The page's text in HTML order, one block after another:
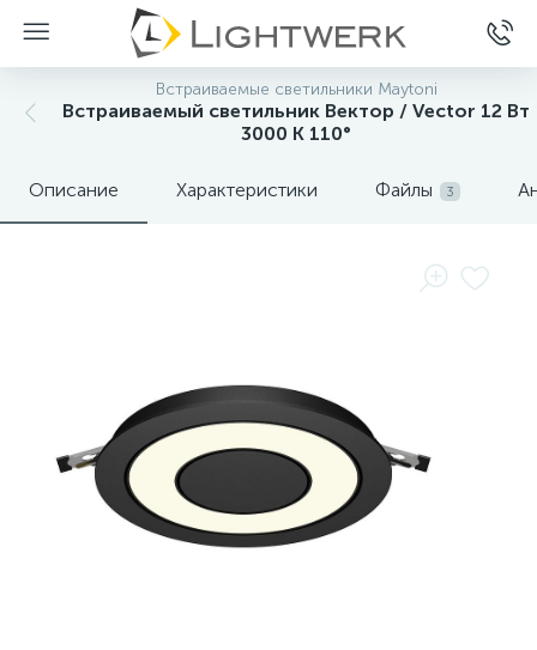
Встраиваемые светильники Maytoni
Встраиваемый светильник Вектор / Vector 12 Вт
3000 К 110°
Описание Характеристики Файлы 3